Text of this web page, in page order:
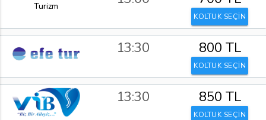
KOLTUK SEÇİN
13:30 800 TL
KOLTUK SEÇİN
13:30 850 TL
KOLTUK SEÇİN